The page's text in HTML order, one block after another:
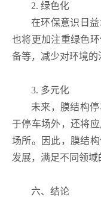
2. 绿色化
在环保意识日
也将更加注重绿色
备等，减少对环境的
3. 多元化
未来，膜结构
于停车场外，还将
场所。因此，膜结
发展，满足不同领域
六、结论